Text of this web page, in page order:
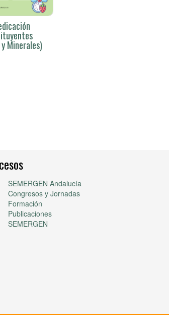
Minerales)
SEMERGEN Andalucía
Congresos y Jornadas
Formación
Publicaciones
SEMERGEN